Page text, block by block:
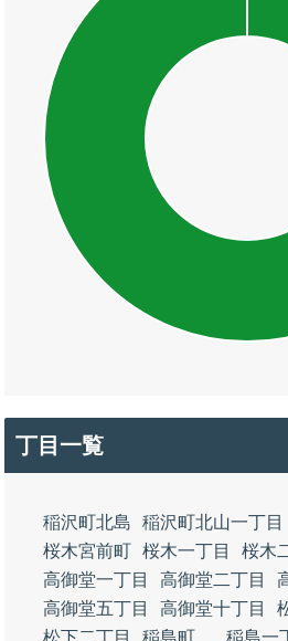
丁目一覧
稲沢町北島 稲沢町北山一丁目
桜木宮前町 桜木一丁目
桜木
高御堂一丁目
高御堂二丁目
高御堂五丁目
高御堂十丁目
松下二丁目
稲島町 稲島一